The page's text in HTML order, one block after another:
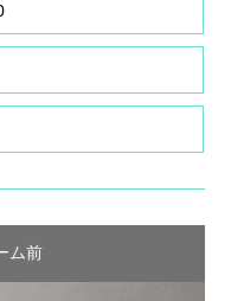
ム前